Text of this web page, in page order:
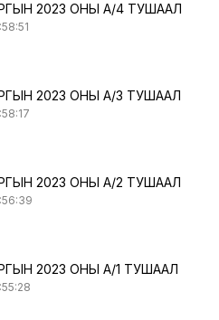
2023 ОНЫ А/4 ТУШААЛ
2023 ОНЫ А/3 ТУШААЛ
2023 ОНЫ А/2 ТУШААЛ
2023 ОНЫ А/1 ТУШААЛ